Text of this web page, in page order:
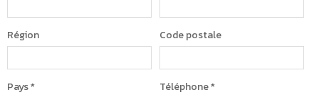
Région Code postale
Pays* Téléphone*